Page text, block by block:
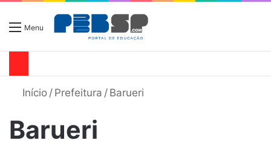
Menu
Início / Prefeitura / Barueri
Barueri